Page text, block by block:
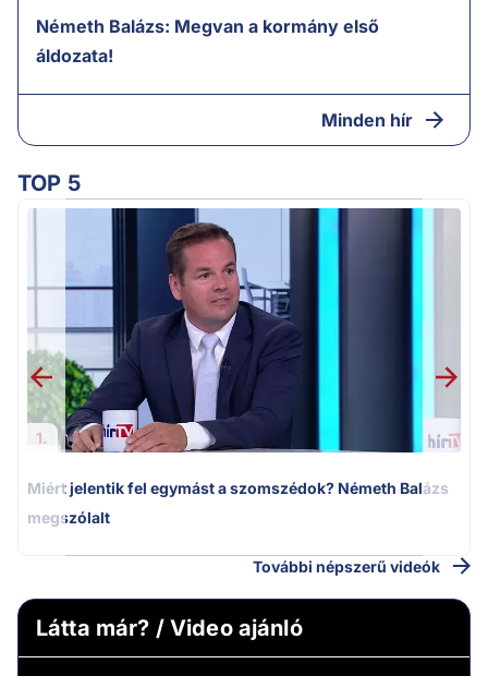
Németh Balázs: Megvan a kormány első
áldozata!
Minden hír
TOP 5
1.
Miért jelentik fel egymást a szomszédok? Németh Balázs
megszólalt
További népszerű videók
Látta már? / Video ajánló